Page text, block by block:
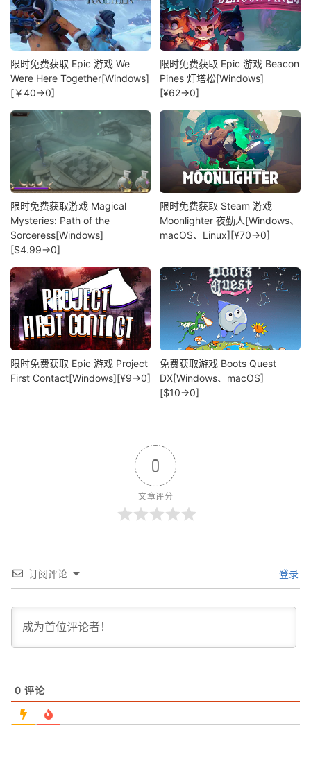
限时免费获取 Epic 游戏 We
Were Here Together[Windows]
[￥40→0]
限时免费获取 Epic 游戏 Beacon
Pines 灯塔松[Windows]
[¥62→0]
限时免费获取游戏 Magical
Mysteries: Path of the
Sorceress[Windows]
[$4.99→0]
限时免费获取 Steam 游戏
Moonlighter 夜勤人[Windows、
macOS、Linux][¥70→0]
限时免费获取 Epic 游戏 Project
First Contact[Windows][¥9→0]
免费获取游戏 Boots Quest
DX[Windows、macOS]
[$10→0]
0
文章评分
订阅评论 登录
0 评论